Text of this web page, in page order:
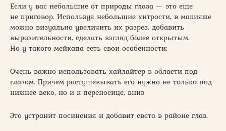
Если у вас небольшие от природы глаза — это еще
не приговор. Используя небольшие хитрости, в макияже
можно визуально увеличить их разрез, добавить
выразительности, сделать взгляд более открытым.
Но у такого мейкапа есть свои особенности:
Очень важно использовать хайлайтер в области под
глазом. Причем растушевывать его нужно не только под
нижнее веко, но и к переносице, вниз
Это устранит посинения и добавит света в районе глаз.